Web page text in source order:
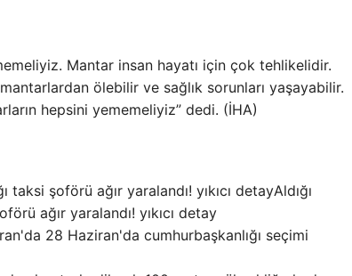
Mantar insan hayatı için çok tehlikelidir.
ölebilir ve sağlık sorunları yaşayabilir.
hepsini yememeliyiz” dedi. (İHA)
Aldığı
ağır yaralandı! yıkıcı detay
28 Haziran'da cumhurbaşkanlığı seçimi